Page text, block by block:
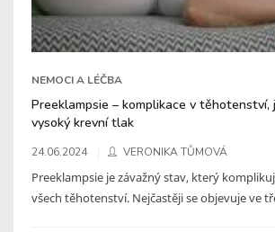
NEMOCI A LÉČBA
Preeklampsie – komplikace v těhotenství,
vysoký krevní tlak
24.06.2024 VERONIKA TŮMOVÁ
Preeklampsie je závažný stav, který
všech těhotenství. Nejčastěji se objevuje ve